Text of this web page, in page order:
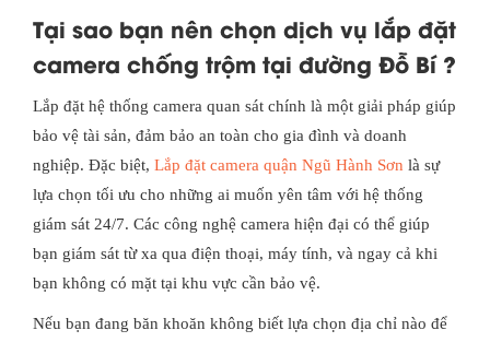
Tại sao bạn nên chọn dịch vụ lắp đặt
camera chống trộm tại đường Đỗ Bí ?
Lắp đặt hệ thống camera quan sát chính là một giải pháp giúp
bảo vệ tài sản, đảm bảo an toàn cho gia đình và doanh
nghiệp. Đặc biệt, Lắp đặt camera quận Ngũ Hành Sơn là sự
lựa chọn tối ưu cho những ai muốn yên tâm với hệ thống
giám sát 24/7. Các công nghệ camera hiện đại có thể giúp
bạn giám sát từ xa qua điện thoại, máy tính, và ngay cả khi
bạn không có mặt tại khu vực cần bảo vệ.
Nếu bạn đang băn khoăn không biết lựa chọn địa chỉ nào để